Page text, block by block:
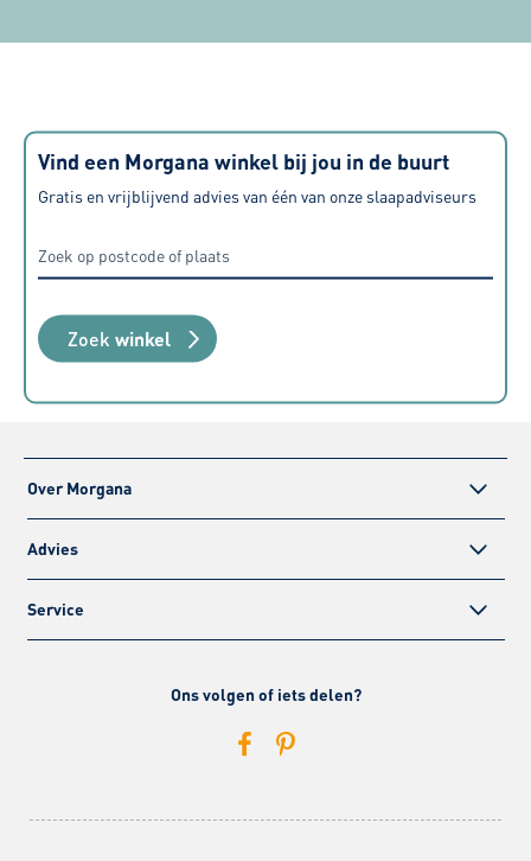
finishing touch kan bereiken. Zeer
Vind een Morgana winkel bij jou in de buurt
Gratis en vrijblijvend advies van één van onze slaapadviseurs
Zoek winkel
Over Morgana
Advies
Service
Ons volgen of iets delen?